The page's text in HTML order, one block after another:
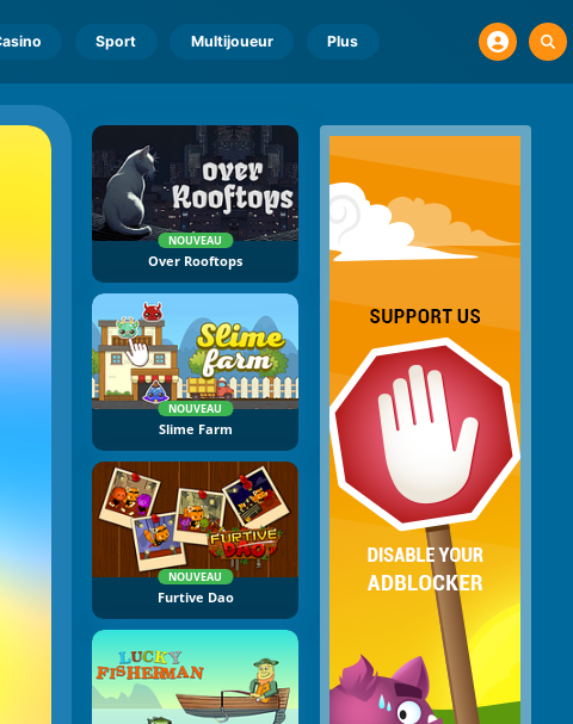
Sport Multijoueur Plus
NOUVEAU
Over Rooftops
NOUVEAU
Slime Farm
NOUVEAU
Furtive Dao